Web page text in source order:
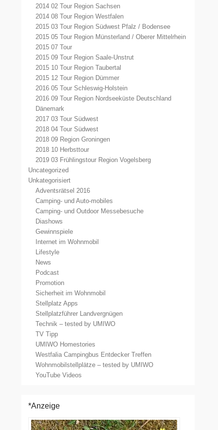
2014 02 Tour Region Sachsen
2014 08 Tour Region Westfalen
2015 03 Tour Region Südwest Pfalz / Bodensee
2015 05 Tour Region Münsterland / Oberer Mittelrhein
2015 07 Tour
2015 09 Tour Region Saale-Unstrut
2015 10 Tour Region Taubertal
2015 12 Tour Region Dümmer
2016 05 Tour Schleswig-Holstein
2016 09 Tour Region Nordseeküste Deutschland
Dänemark
2017 03 Tour Südwest
2018 04 Tour Südwest
2018 09 Region Groningen
2018 10 Herbsttour
2019 03 Frühlingstour Region Vogelsberg
Uncategorized
Unkategorisiert
Adventsrätsel 2016
Camping- und Auto-mobiles
Camping- und Outdoor Messebesuche
Diashows
Gewinnspiele
Internet im Wohnmobil
Lifestyle
News
Podcast
Promotion
Sicherheit im Wohnmobil
Stellplatz Apps
Stellplatzführer Landvergnügen
Technik – tested by UMIWO
TV Tipp
UMIWO Homestories
Westfalia Campingbus Entdecker Treffen
Wohnmobilstellplätze – tested by UMIWO
YouTube Videos
*Anzeige